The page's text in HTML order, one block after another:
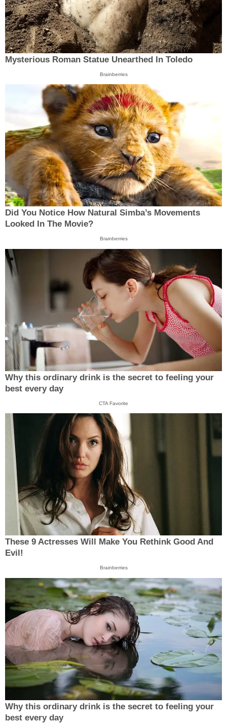
Mysterious Roman Statue Unearthed In Toledo
Brainberries
Did You Notice How Natural Simba’s Movements
Looked In The Movie?
Brainberries
Why this ordinary drink is the secret to feeling your
best every day
CTA Favorite
These 9 Actresses Will Make You Rethink Good And
Evil!
Brainberries
Why this ordinary drink is the secret to feeling your
best every day